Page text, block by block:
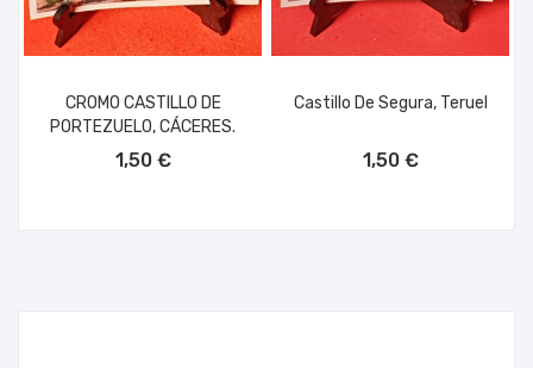
CROMO CASTILLO DE
PORTEZUELO, CÁCERES.
1,50 €
Castillo De Segura, Teruel
1,50 €